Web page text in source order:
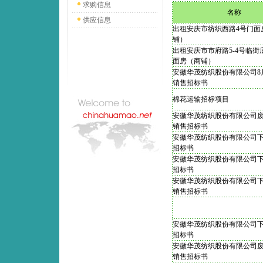
求购信息
供应信息
名称
出租安庆市纺织西路4号门面
铺）
出租安庆市市府路5-4号临街
面房（商铺）
安徽华茂纺织股份有限公司8
销售招标书
棉花运输招标项目
安徽华茂纺织股份有限公司
销售招标书
安徽华茂纺织股份有限公司
招标书
安徽华茂纺织股份有限公司
招标书
安徽华茂纺织股份有限公司
销售招标书
安徽华茂纺织股份有限公司
招标书
安徽华茂纺织股份有限公司
销售招标书